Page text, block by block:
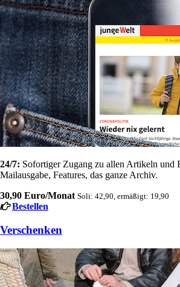
24/7: Sofortiger Zugang zu allen Artikeln und
Mailausgabe, Features, das ganze Archiv.
30,90 Euro/Monat Soli: 42,90, ermäßigt: 19,90
Bestellen
Verschenken